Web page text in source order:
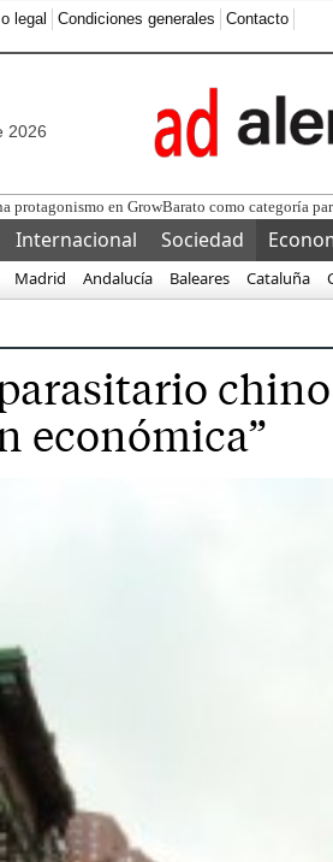
legal Condiciones generales Contacto
2026
cómo elegir
Internacional Sociedad
Madrid Andalucía Baleares Cataluña
económica”